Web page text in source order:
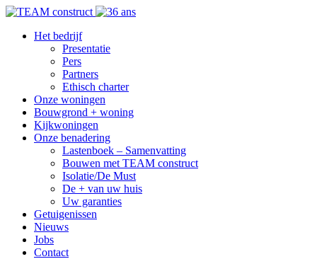
Het bedrijf
Presentatie
Pers
Partners
Ethisch charter
Onze woningen
Bouwgrond + woning
Kijkwoningen
Onze benadering
Lastenboek – Samenvatting
Bouwen met TEAM construct
Isolatie/De Must
De + van uw huis
Uw garanties
Getuigenissen
Nieuws
Jobs
Contact